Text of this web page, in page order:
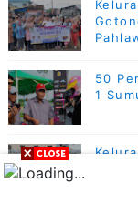
50
1